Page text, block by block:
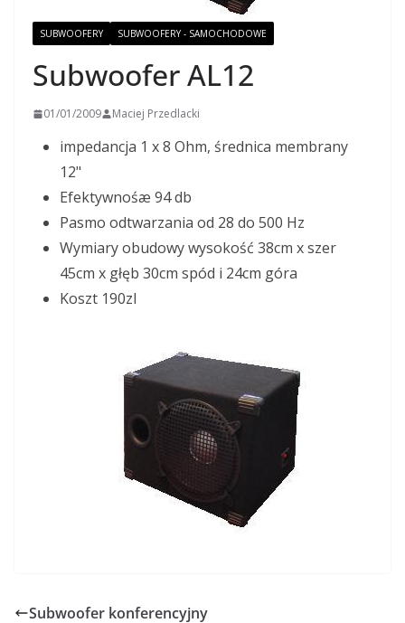
SUBWOOFERY SUBWOOFERY - SAMOCHODOWE
Subwoofer AL12
01/01/2009 Maciej Przedlacki
impedancja 1 x 8 Ohm, średnica membrany
12"
Efektywnośæ 94 db
Pasmo odtwarzania od 28 do 500 Hz
Wymiary obudowy wysokość 38cm x szer
45cm x głęb 30cm spód i 24cm góra
Koszt 190zl
Subwoofer konferencyjny